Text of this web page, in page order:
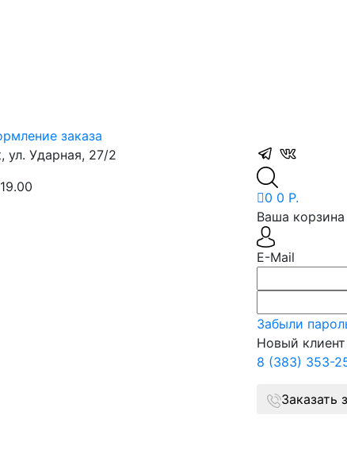
заказа
ул. Ударная, 27/2
0 0 Р.
Ваша корзина
E-Mail
Забыли
Новый клиент
8 (383) 353-
Заказать